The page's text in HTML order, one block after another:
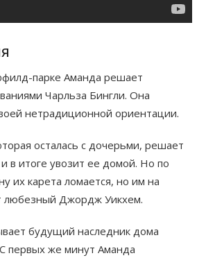
парке Аманда решает
Чарльза Бингли. Она
нетрадиционной ориентации.
осталась с дочерьми, решает
в итоге увозит ее домой. Но по
их карета ломается, но им на
любезный Джордж Уикхем.
будущий наследник дома
первых же минут Аманда